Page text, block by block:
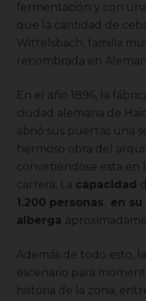
fermentación y con
que la cantidad de
Wittelsbach, familia
renombrada en
En el año 1896, la
ciudad alemana de
abrió sus puertas una
hermoso obra del
convirtiéndose esta en
carrera. La capacidad
1.200 personas en
alberga
Además de todo esto,
escenario para
historia de la zona,